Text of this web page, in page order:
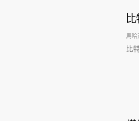
比
馬哈
比